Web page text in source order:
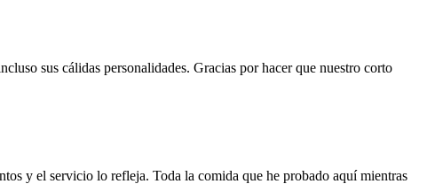
sus cálidas personalidades. Gracias por hacer que nuestro corto
y el servicio lo refleja. Toda la comida que he probado aquí mientras